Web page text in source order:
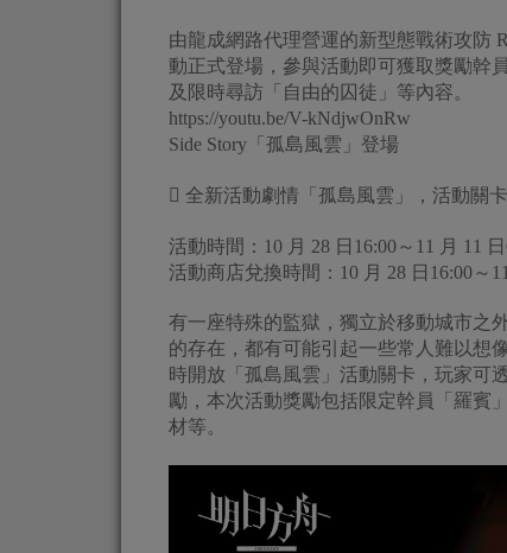
由龍成網路代理營運的新型態戰術攻防
動正式登場，參與活動即可獲取獎勵幹
及限時尋訪「自由的囚徒」等內容。
https://youtu.be/V-kNdjwOnRw
Side Story「孤島風雲」登場
 全新活動劇情「孤島風雲」，活動關
活動時間：10 月 28 日16:00～11 月 11
活動商店兌換時間：10 月 28 日16:00～
有一座特殊的監獄，獨立於移動城市之
的存在，都有可能引起一些常人難以想
時開放「孤島風雲」活動關卡，玩家可
勵，本次活動獎勵包括限定幹員「羅賓
材等。